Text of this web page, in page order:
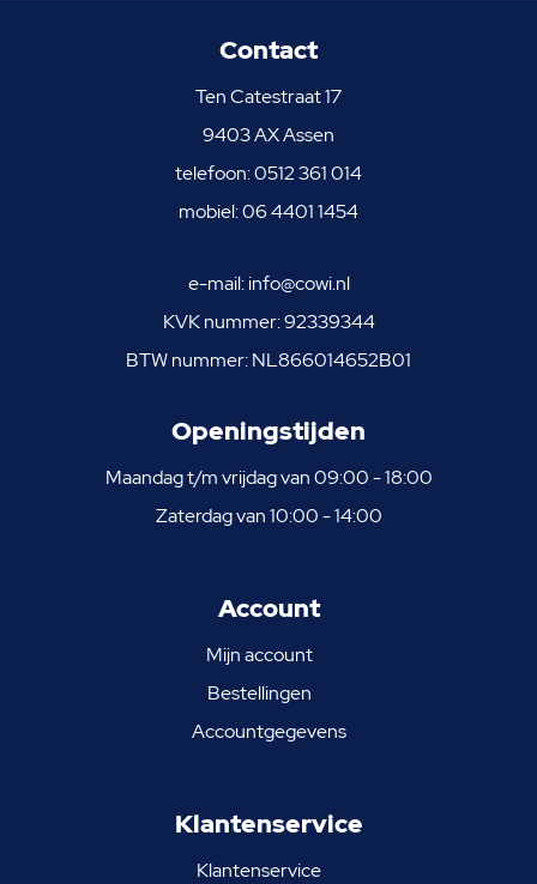
Contact
Ten Catestraat 17
9403 AX Assen
telefoon:0512 361 014
mobiel:06 4401 1454
e-mail:info@cowi.nl
KVK nummer: 92339344
BTW nummer: NL866014652B01
Openingstijden
Maandag t/m vrijdag van 09:00 - 18:00
Zaterdag van 10:00 - 14:00
Account
Mijn account
Bestellingen
Accountgegevens
Klantenservice
Klantenservice